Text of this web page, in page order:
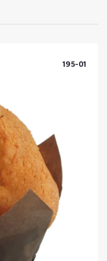
195-01